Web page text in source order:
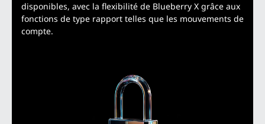
disponibles, avec la flexibilité de Blueberry X grâce aux
fonctions de type rapport telles que les mouvements de
compte.